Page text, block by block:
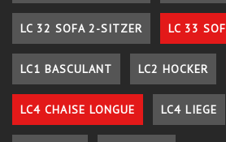
LC 32 SOFA 2-SITZER LC 33
LC1 BASCULANT LC2 HOCKER
LC4 CHAISE LONGUE LC4 LIEGE